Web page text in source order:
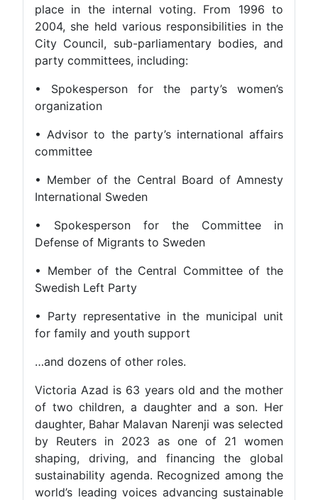
place in the internal voting. From 1996 to
2004, she held various responsibilities in the
City Council, sub-parliamentary bodies, and
party committees, including:
• Spokesperson for the party’s women’s
organization
• Advisor to the party’s international affairs
committee
• Member of the Central Board of Amnesty
International Sweden
• Spokesperson for the Committee in
Defense of Migrants to Sweden
• Member of the Central Committee of the
Swedish Left Party
• Party representative in the municipal unit
for family and youth support
…and dozens of other roles.
Victoria Azad is 63 years old and the mother
of two children, a daughter and a son. Her
daughter, Bahar Malavan Narenji was selected
by Reuters in 2023 as one of 21 women
shaping, driving, and financing the global
sustainability agenda. Recognized among the
world’s leading voices advancing sustainable